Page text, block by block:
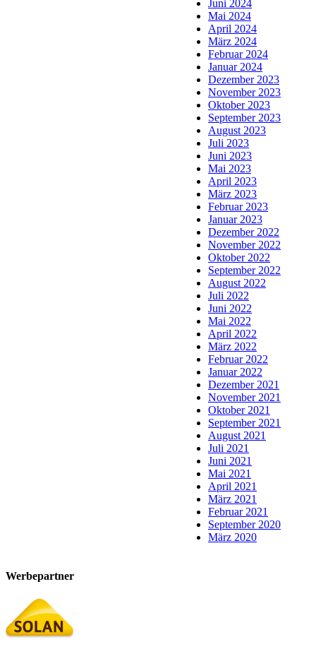
Juni 2024
Mai 2024
April 2024
März 2024
Februar 2024
Januar 2024
Dezember 2023
November 2023
Oktober 2023
September 2023
August 2023
Juli 2023
Juni 2023
Mai 2023
April 2023
März 2023
Februar 2023
Januar 2023
Dezember 2022
November 2022
Oktober 2022
September 2022
August 2022
Juli 2022
Juni 2022
Mai 2022
April 2022
März 2022
Februar 2022
Januar 2022
Dezember 2021
November 2021
Oktober 2021
September 2021
August 2021
Juli 2021
Juni 2021
Mai 2021
April 2021
März 2021
Februar 2021
September 2020
März 2020
Werbepartner